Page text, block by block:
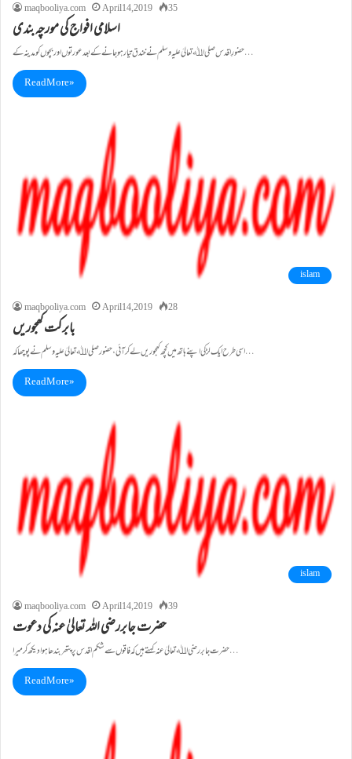
maqbooliya.com
April 14, 2019 35
اسلامی افواج کی مورچہ بندی
حضورِ اقدس صلی اﷲ تعالیٰ علیہ وسلم نے خندق تیار ہو جانے کے بعد عورتوں اور بچوں کو مدینہ کے…
Read More »
islam
maqbooliya.com
April 14, 2019 28
بابرکت کھجوریں
اسی طرح ایک لڑکی اپنے ہاتھ میں کچھ کھجوریں لے کر آئی،حضور صلی اﷲ تعالیٰ علیہ وسلم نے پوچھا کہ…
Read More »
islam
maqbooliya.com
April 14, 2019 39
حضرت جابررضی اللہ تعالیٰ عنہ کی دعوت
حضرت جابر رضی اﷲ تعالیٰ عنہ کہتے ہیں کہ فاقوں سے شکم اقدس پر پتھر بندھا ہوا دیکھ کر میرا…
Read More »